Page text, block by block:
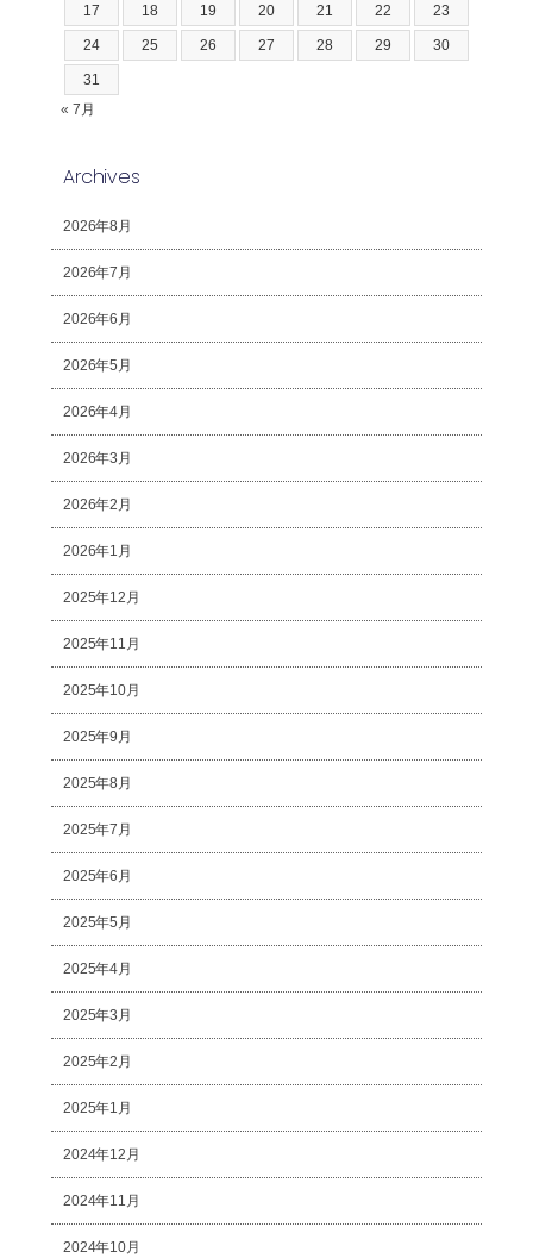
17 18 19 20 21 22 23
24 25 26 27 28 29 30
31
« 7月
Archives
2026年8月
2026年7月
2026年6月
2026年5月
2026年4月
2026年3月
2026年2月
2026年1月
2025年12月
2025年11月
2025年10月
2025年9月
2025年8月
2025年7月
2025年6月
2025年5月
2025年4月
2025年3月
2025年2月
2025年1月
2024年12月
2024年11月
2024年10月